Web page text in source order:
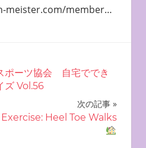
meister.com/member…
ポーツ協会 自宅ででき
ズ Vol.56
次の記事
Heel Toe Walks